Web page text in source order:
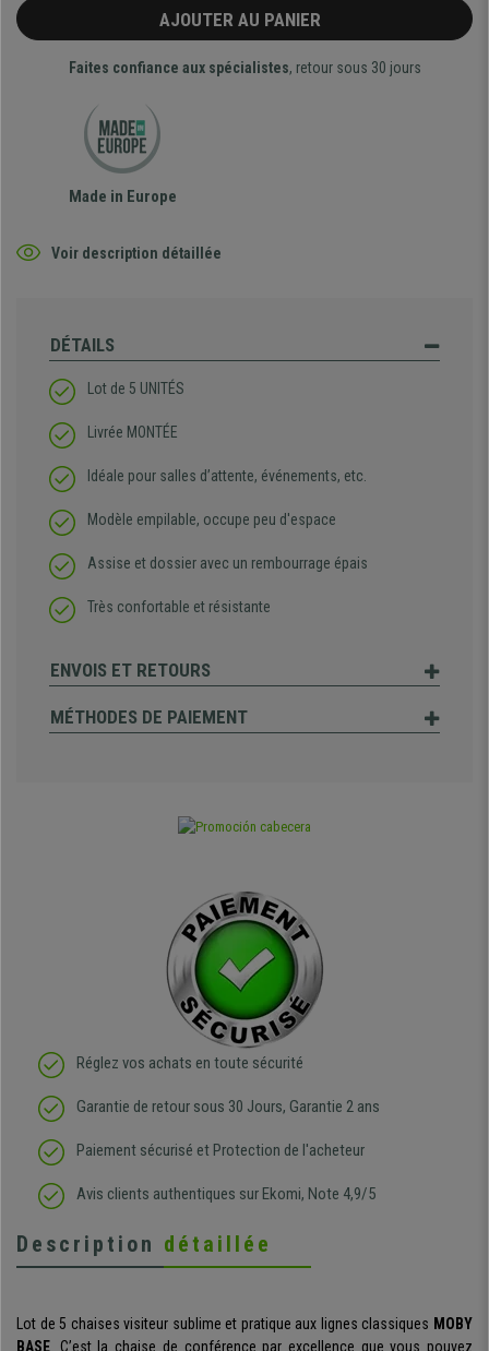
AJOUTER AU PANIER
Faites confiance aux spécialistes, retour sous 30 jours
Made in Europe
Voir description détaillée
DÉTAILS
Lot de 5 UNITÉS
Livrée MONTÉE
Idéale pour salles d’attente, événements, etc.
Modèle empilable, occupe peu d'espace
Assise et dossier avec un rembourrage épais
Très confortable et résistante
ENVOIS ET RETOURS
MÉTHODES DE PAIEMENT
Réglez vos achats en toute sécurité
Garantie de retour sous 30 Jours, Garantie 2 ans
Paiement sécurisé et Protection de l'acheteur
Avis clients authentiques sur Ekomi, Note 4,9/5
Description détaillée
Lot de 5 chaises visiteur sublime et pratique aux lignes classiques MOBY
BASE . C’est la chaise de conférence par excellence que vous pouvez